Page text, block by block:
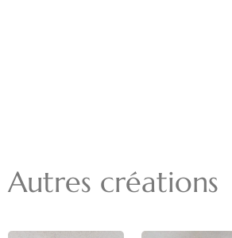
Autres créations